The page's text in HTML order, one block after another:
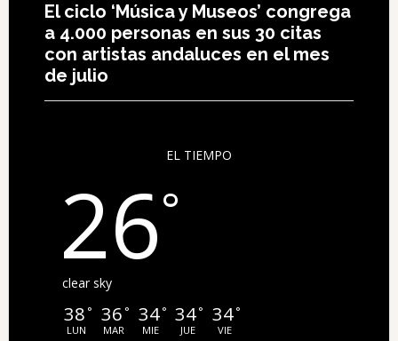
El ciclo ‘Música y Museos’ congrega
a 4.000 personas en sus 30 citas
con artistas andaluces en el mes
de julio
EL TIEMPO
26°
clear sky
38 °
LUN
36 °
MAR
34°
MIE
34°
JUE
34°
VIE